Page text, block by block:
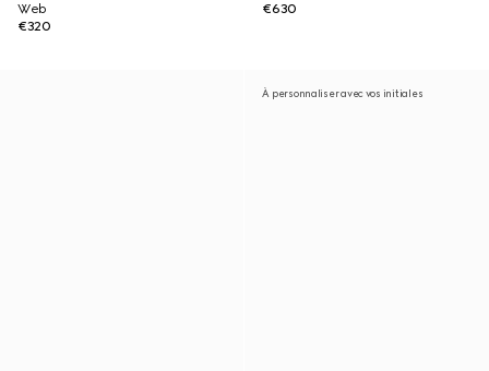
Web
€320
€630
À personnaliser avec vos initiales